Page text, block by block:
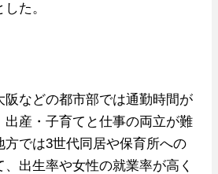
た。
阪などの都市部では通勤時間が
出産・子育てと仕事の両立が難
方では3世代同居や保育所への
、出生率や女性の就業率が高く